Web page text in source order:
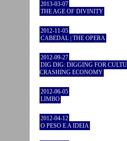
2013-03-07
THE AGE OF DIVINITY
2012-11-05
CABEDAL | THE OPERA
2012-09-27
DIG DIG: DIGGING FOR
CRASHING ECONOMY
2012-06-05
LIMBO
2012-04-12
O PESO E A IDEIA